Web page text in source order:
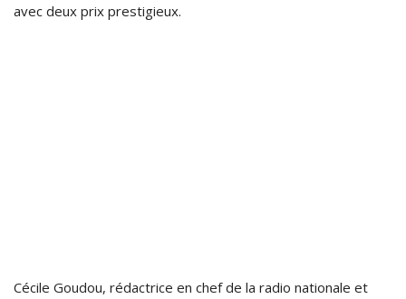
avec deux prix prestigieux.
Cécile Goudou, rédactrice en chef de la radio nationale et